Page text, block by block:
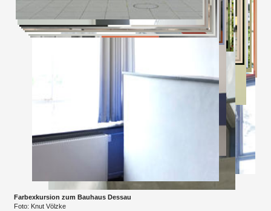
Farbexkursion zum Bauhaus Dessau
Foto: Knut Völzke